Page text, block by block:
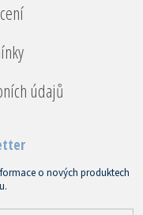
údajů
o nových produktech